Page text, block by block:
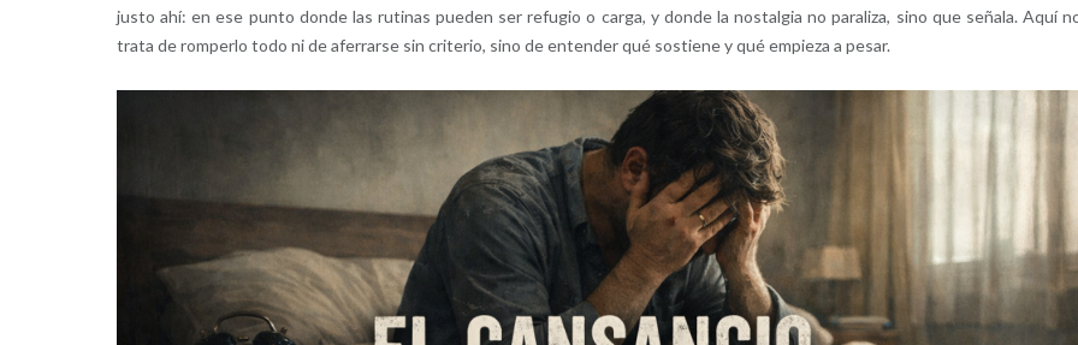
justo ahí: en ese punto donde las rutinas pueden ser refugio o carga, y donde la nostalgia no paraliza, sino que señala. Aquí
trata de romperlo todo ni de aferrarse sin criterio, sino de entender qué sostiene y qué empieza a pesar.